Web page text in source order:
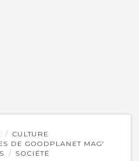
CULTURE
DE GOODPLANET MAG'
SOCIÉTÉ